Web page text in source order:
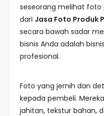
seseorang melihat foto
dari Jasa Foto Produk
secara bawah sadar
bisnis Anda adalah
profesional.
Foto yang jernih dan
kepada pembeli.
jahitan, tekstur bahan,